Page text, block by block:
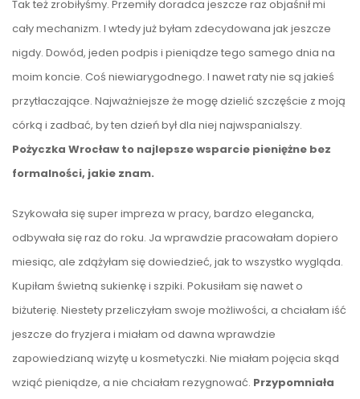
Tak też zrobiłyśmy. Przemiły doradca jeszcze raz objaśnił mi
cały mechanizm. I wtedy już byłam zdecydowana jak jeszcze
nigdy. Dowód, jeden podpis i pieniądze tego samego dnia na
moim koncie. Coś niewiarygodnego. I nawet raty nie są jakieś
przytłaczające. Najważniejsze że mogę dzielić szczęście z moją
córką i zadbać, by ten dzień był dla niej najwspanialszy.
Pożyczka Wrocław to najlepsze wsparcie pieniężne bez
formalności, jakie znam.
Szykowała się super impreza w pracy, bardzo elegancka,
odbywała się raz do roku. Ja wprawdzie pracowałam dopiero
miesiąc, ale zdążyłam się dowiedzieć, jak to wszystko wygląda.
Kupiłam świetną sukienkę i szpiki. Pokusiłam się nawet o
biżuterię. Niestety przeliczyłam swoje możliwości, a chciałam iść
jeszcze do fryzjera i miałam od dawna wprawdzie
zapowiedzianą wizytę u kosmetyczki. Nie miałam pojęcia skąd
wziąć pieniądze, a nie chciałam rezygnować. Przypomniała